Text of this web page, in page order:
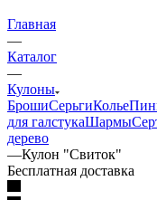
Главная
—
Каталог
—
Кулоны
БрошиСерьгиКолье
для галстукаШармы
дерево
—Кулон "Свиток"
Бесплатная доставка